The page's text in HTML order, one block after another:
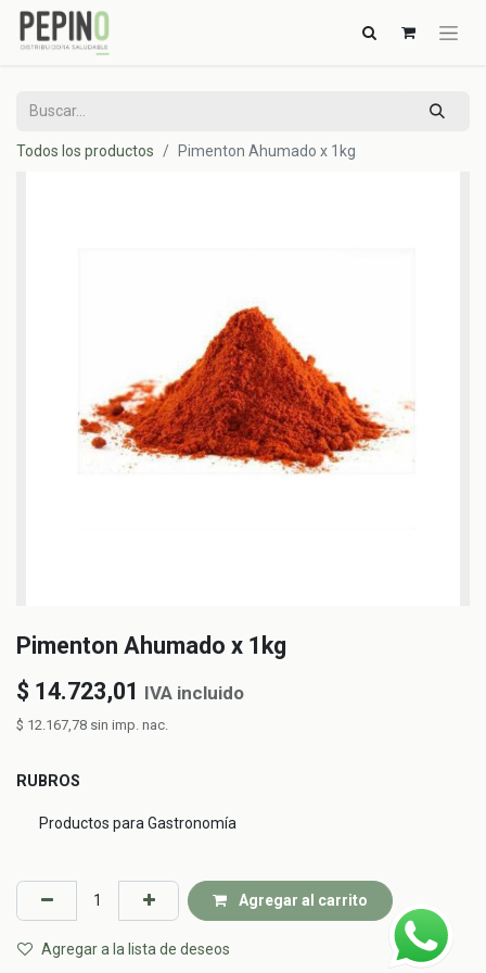
Todos los productos Pimenton Ahumado x 1kg
Pimenton Ahumado x 1kg
$ 14.723,01 IVA incluido
$ 12.167,78 sin imp. nac.
RUBROS
Productos para Gastronomía
Agregar al carrito
Agregar a la lista de deseos